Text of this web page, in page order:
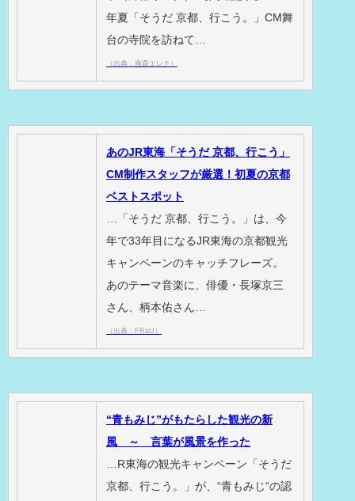
年夏「そうだ 京都、行こう。」CM舞
台の寺院を訪ねて…
（出典：南森エレナ）
あのJR東海「そうだ 京都、行こう」
CM制作スタッフが厳選！初夏の京都
ベストスポット
…「そうだ 京都、行こう。」は、今
年で33年目になるJR東海の京都観光
キャンペーンのキャッチフレーズ。
あのテーマ音楽に、俳優・長塚京三
さん、柄本佑さん…
（出典：FRaU）
“青もみじ”がもたらした観光の新
風 ～ 言葉が風景を作った
…R東海の観光キャンペーン「そうだ
京都、行こう。」が、“青もみじ“の認